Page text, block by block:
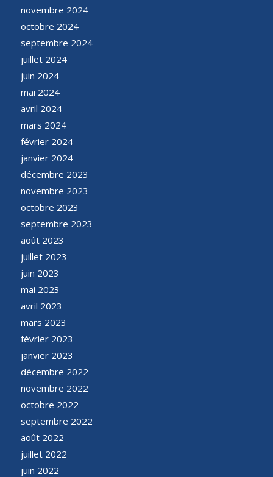
novembre 2024
octobre 2024
septembre 2024
juillet 2024
juin 2024
mai 2024
avril 2024
mars 2024
février 2024
janvier 2024
décembre 2023
novembre 2023
octobre 2023
septembre 2023
août 2023
juillet 2023
juin 2023
mai 2023
avril 2023
mars 2023
février 2023
janvier 2023
décembre 2022
novembre 2022
octobre 2022
septembre 2022
août 2022
juillet 2022
juin 2022